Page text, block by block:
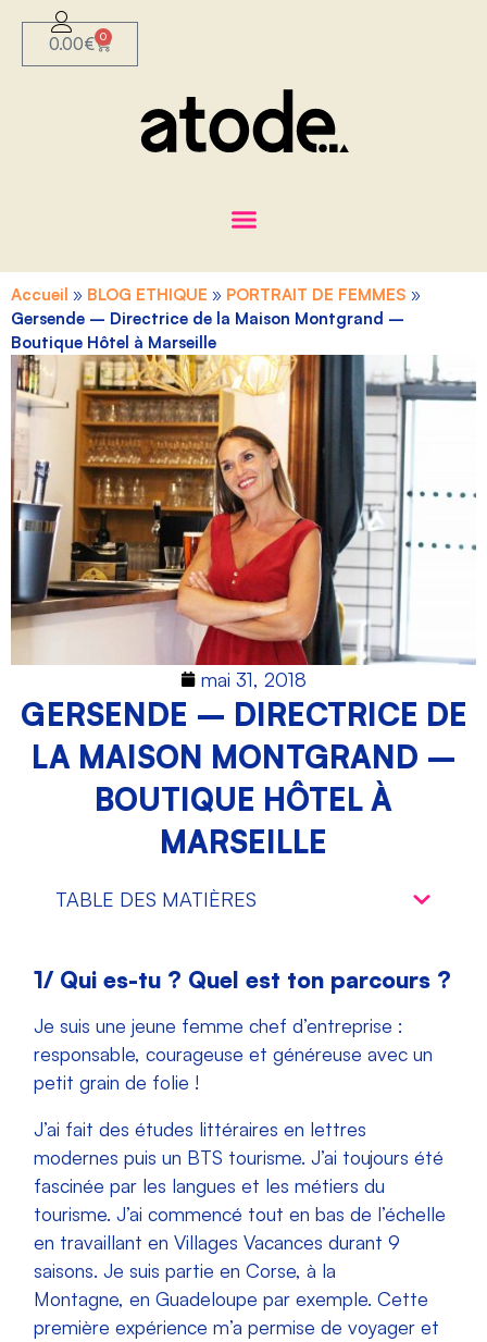
0.00€ 0
Accueil » BLOG ETHIQUE » PORTRAIT DE FEMMES »
Gersende – Directrice de la Maison Montgrand –
Boutique Hôtel à Marseille
mai 31, 2018
GERSENDE – DIRECTRICE DE
LA MAISON MONTGRAND –
BOUTIQUE HÔTEL À
MARSEILLE
TABLE DES MATIÈRES
1/ Qui es-tu ? Quel est ton parcours ?
Je suis une jeune femme chef d’entreprise :
responsable, courageuse et généreuse avec un
petit grain de folie !
J’ai fait des études littéraires en lettres
modernes puis un BTS tourisme. J’ai toujours été
fascinée par les langues et les métiers du
tourisme. J’ai commencé tout en bas de l’échelle
en travaillant en Villages Vacances durant 9
saisons. Je suis partie en Corse, à la
Montagne, en Guadeloupe par exemple. Cette
première expérience m’a permise de voyager et